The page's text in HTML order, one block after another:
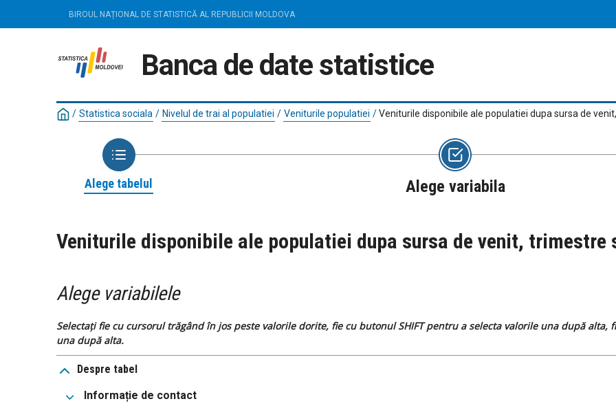
BIROUL NAȚIONAL DE STATISTICĂ AL REPUBLICII MOLDOVA
Banca de date statistice
/ Statistica sociala / Nivelul de trai al populatiei / Veniturile populatiei /Veniturile disponibile ale populatiei dupa sursa de
Alege tabelul Alege variabila
Veniturile disponibile ale populatiei dupa sursa de venit, trimestre
Alege variabilele
Selectați fie cu cursorul trăgând în jos peste valorile dorite, fie cu butonul SHIFT pentru a selecta valorile una după alta,
una după alta.
Despre tabel
Informație de contact